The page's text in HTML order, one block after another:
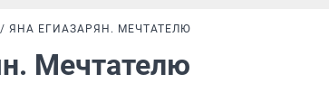
ЯНА ЕГИАЗАРЯН. МЕЧТАТЕЛЮ
Мечтателю